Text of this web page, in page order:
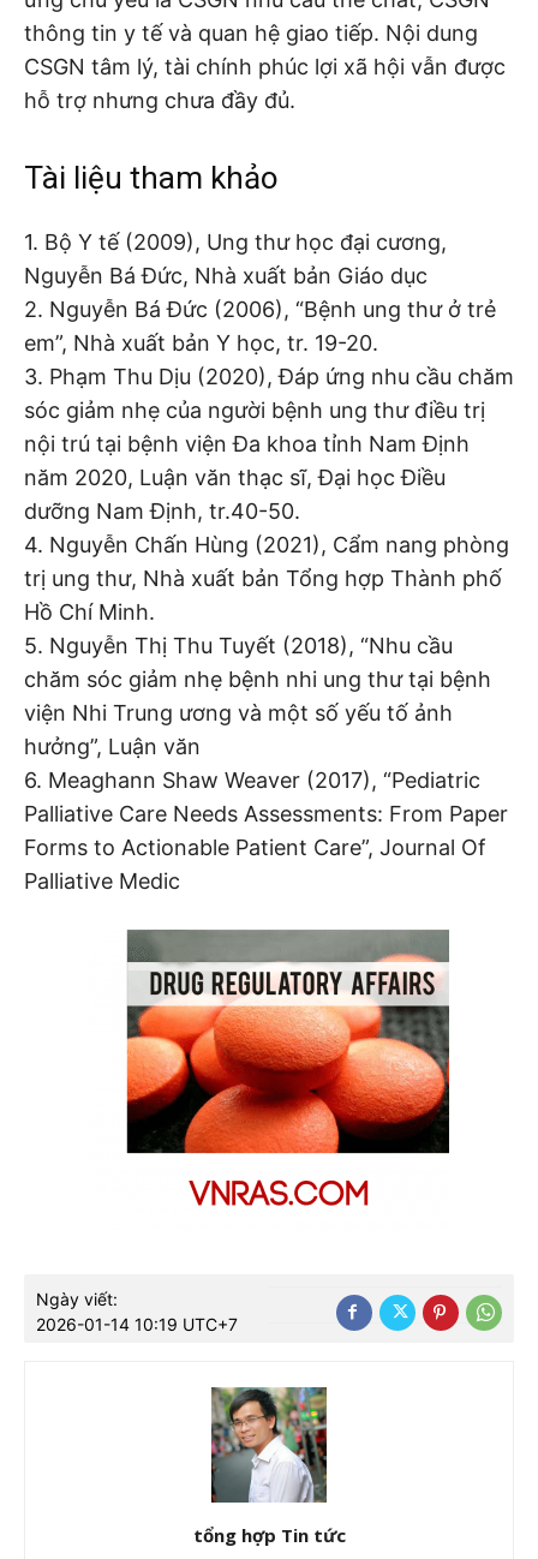
thông tin y tế và quan hệ giao tiếp. Nội dung
CSGN tâm lý, tài chính phúc lợi xã hội vẫn được
hỗ trợ nhưng chưa đầy đủ.
Tài liệu tham khảo
1. Bộ Y tế (2009), Ung thư học đại cương,
Nguyễn Bá Đức, Nhà xuất bản Giáo dục
2. Nguyễn Bá Đức (2006), “Bệnh ung thư ở trẻ
em”, Nhà xuất bản Y học, tr. 19-20.
3. Phạm Thu Dịu (2020), Đáp ứng nhu cầu chăm
sóc giảm nhẹ của người bệnh ung thư điều trị
nội trú tại bệnh viện Đa khoa tỉnh Nam Định
năm 2020, Luận văn thạc sĩ, Đại học Điều
dưỡng Nam Định, tr.40-50.
4. Nguyễn Chấn Hùng (2021), Cẩm nang phòng
trị ung thư, Nhà xuất bản Tổng hợp Thành phố
Hồ Chí Minh.
5. Nguyễn Thị Thu Tuyết (2018), “Nhu cầu
chăm sóc giảm nhẹ bệnh nhi ung thư tại bệnh
viện Nhi Trung ương và một số yếu tố ảnh
hưởng”, Luận văn
6. Meaghann Shaw Weaver (2017), “Pediatric
Palliative Care Needs Assessments: From Paper
Forms to Actionable Patient Care”, Journal Of
Palliative Medic
Ngày viết:
2026-01-14 10:19 UTC+7
tổng hợp Tin tức